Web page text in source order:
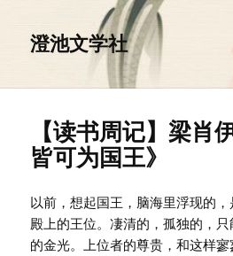
澄池文学社
【读书周记】梁
皆可为国王》
以前，想起国王，脑海里浮现的
殿上的王位。凄清的，孤独的，
的金光。上位者的尊贵，和这样寥